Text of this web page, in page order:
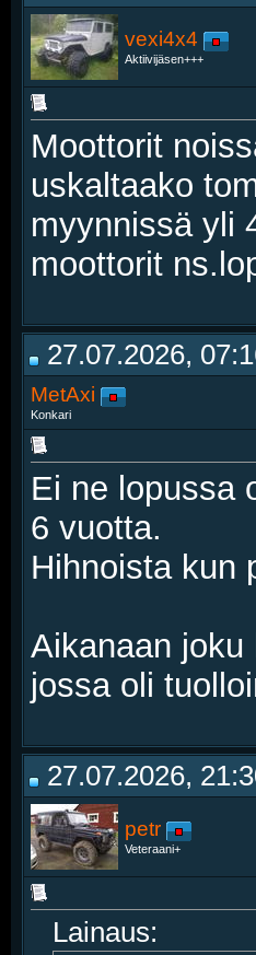
vexi4x4
Aktiivijäsen+++
Moottorit
uskaltaako
myynnissä yli
moottorit
27.07.2026,
MetAxi
Konkari
Ei ne lopussa
6 vuotta.
Hihnoista kun
Aikanaan
jossa oli
27.07.2026,
petr
Veteraani+
Lainaus: